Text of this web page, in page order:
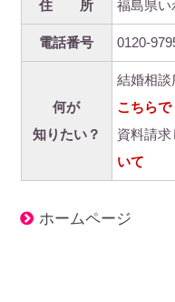
住 所 福島県い
電話番号 0120-
何が
知りたい？
結婚相
こちらで
資料請
いて
ホームページ